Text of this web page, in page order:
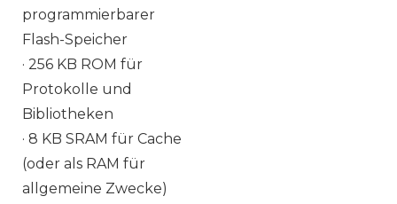
programmierbarer
Flash-Speicher
· 256 KB ROM für
Protokolle und
Bibliotheken
· 8 KB SRAM für Cache
(oder als RAM für
allgemeine Zwecke)